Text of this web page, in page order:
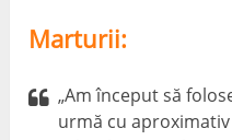
Marturii:
„Am început să
urmă cu